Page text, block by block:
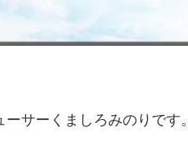
サーくましろみのりです。